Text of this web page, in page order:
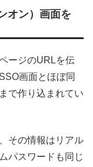
オン）画面を
ージのURLを伝
画面とほぼ同
で作り込まれてい
その情報はリアル
パスワードも同じ